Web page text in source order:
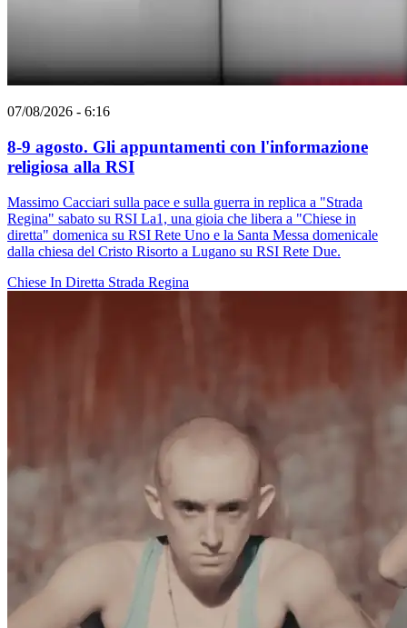
07/08/2026 - 6:16
8-9 agosto. Gli appuntamenti con l'informazione
religiosa alla RSI
Massimo Cacciari sulla pace e sulla guerra in replica a "Strada
Regina" sabato su RSI La1, una gioia che libera a "Chiese in
diretta" domenica su RSI Rete Uno e la Santa Messa domenicale
dalla chiesa del Cristo Risorto a Lugano su RSI Rete Due.
Chiese In Diretta Strada Regina